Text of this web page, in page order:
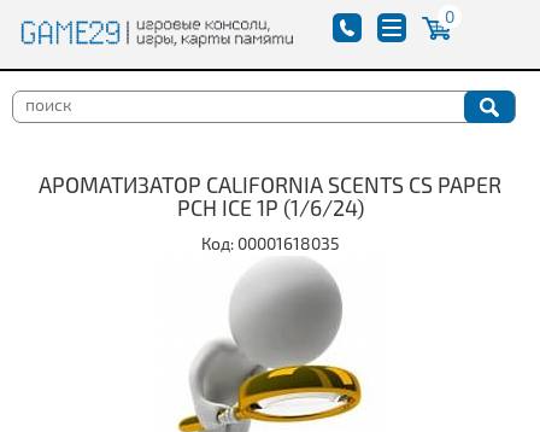
0
АРОМАТИЗАТОР CALIFORNIA SCENTS CS PAPER
PCH ICE 1P (1/6/24)
Код: 00001618035